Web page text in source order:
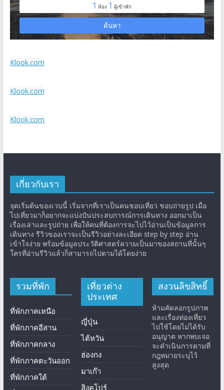
Klook.com
Klook.com
Klook.com
เกี่ยวกับเรา
จุดเริ่มต้นของเวบนี้ เริ่มจากที่เราเป็นคนชอบเที่ยว ชอบถ่ายรูป เมื่อ
ไปเที่ยวมาก็อยากจะแบ่งปันประสบการณ์การเดินทาง ออกมาเป็น
เรื่องเล่าและรูปถ่าย เพื่อให้คนที่ต้องการจะไปไว้อ่านเป็นข้อมูลการ
เดินทาง รีวิวของเราจะเป็นรีวิวอย่างละเอียด step by step อ่าน
เข้าใจง่าย พร้อมข้อมูลประวัติศาสตร์ความเป็นมาของสถานที่นั้นๆ
ใครที่อ่านรีวิวแล้วก็สามารถไปตามได้โดยง่าย
รวมที่พัก
ที่พักภาคเหนือ
ที่พักภาคอีสาน
ที่พักภาคกลาง
ที่พักภาคตะวันออก
ที่พักภาคใต้
เที่ยวต่าง
ประเทศ
ญี่ปุ่น
ไต้หวัน
ฮ่องกง
มาเก๊า
สิงคโปร์
สงวนลิขสิทธิ์
ห้ามคัดลอกรูปภาพ
และเรื่องท่องเที่ยว
ไปใช้โดยไม่ได้รับ
อนุญาต หากพบเจอ
จะดำเนินการตามที่
กฎหมายระบุไว้
สูงสุด